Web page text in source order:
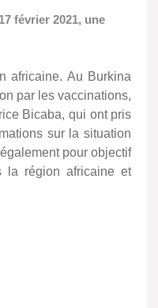
février 2021, une
africaine. Au Burkina
par les vaccinations,
Bicaba, qui ont pris
sur la situation
pour objectif
la région africaine et